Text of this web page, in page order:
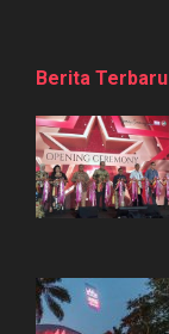
Berita Terbaru